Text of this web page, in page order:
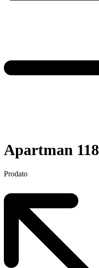
Apartman 118
Prodato